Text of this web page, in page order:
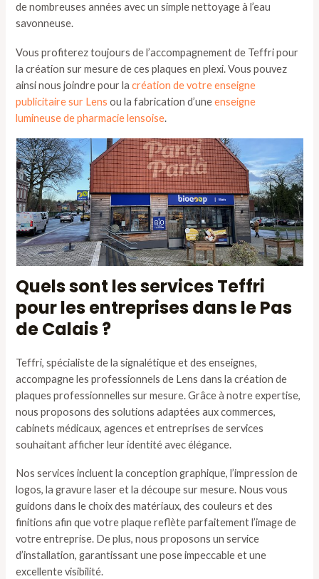
de nombreuses années avec un simple nettoyage à l’eau
savonneuse.
Vous profiterez toujours de l’accompagnement de Teffri pour
la création sur mesure de ces plaques en plexi. Vous pouvez
ainsi nous joindre pour lacréation de votre enseigne
publicitaire sur Lens ou la fabrication d’uneenseigne
lumineuse de pharmacie lensoise.
Quels sont les services Teffri
pour les entreprises dans le Pas
de Calais ?
Teffri, spécialiste de la signalétique et des enseignes,
accompagne les professionnels de Lens dans la création de
plaques professionnelles sur mesure. Grâce à notre expertise,
nous proposons des solutions adaptées aux commerces,
cabinets médicaux, agences et entreprises de services
souhaitant afficher leur identité avec élégance.
Nos services incluent la conception graphique, l’impression de
logos, la gravure laser et la découpe sur mesure. Nous vous
guidons dans le choix des matériaux, des couleurs et des
finitions afin que votre plaque reflète parfaitement l’image de
votre entreprise. De plus, nous proposons un service
d’installation, garantissant une pose impeccable et une
excellente visibilité.